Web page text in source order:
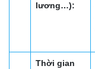
lương…):
Thời gian